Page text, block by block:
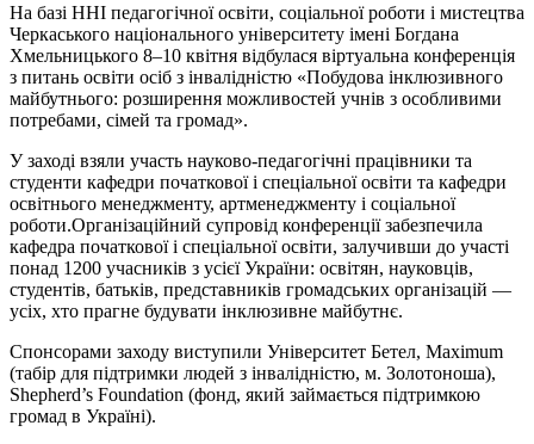
На базі ННІ педагогічної освіти, соціальної роботи і мистецтва
Черкаського національного університету імені Богдана
Хмельницького 8–10 квітня відбулася віртуальна конференція
з питань освіти осіб з інвалідністю «Побудова інклюзивного
майбутнього: розширення можливостей учнів з особливими
потребами, сімей та громад».
У заході взяли участь науково-педагогічні працівники та
студенти кафедри початковоїі спеціальної освіти та кафедри
освітнього менеджменту, артменеджменту і соціальної
роботи.Організаційний супровід конференції забезпечила
кафедра початковоїі спеціальної освіти, залучивши до участі
понад 1200 учасників з усієї України: освітян, науковців,
студентів, батьків, представників громадських організацій —
усіх, хто прагне будувати інклюзивне майбутнє.
Спонсорами заходу виступили Університет Бетел, Maximum
(табір для підтримки людей з інвалідністю, м. Золотоноша),
Shepherd’s Foundation (фонд, який займається підтримкою
громад в Україні).